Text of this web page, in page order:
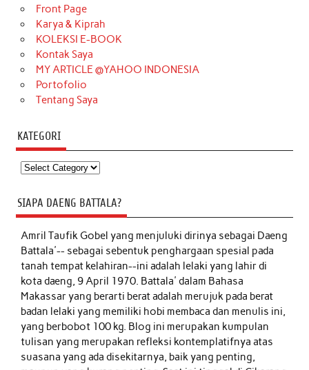
Front Page
Karya & Kiprah
KOLEKSI E-BOOK
Kontak Saya
MY ARTICLE @YAHOO INDONESIA
Portofolio
Tentang Saya
KATEGORI
Kategori
SIAPA DAENG BATTALA?
Amril Taufik Gobelyang menjuluki dirinya sebagai Daeng
Battala'-- sebagai sebentuk penghargaan spesial pada
tanah tempat kelahiran--ini adalah lelaki yang lahir di
kota daeng, 9 April 1970. Battala' dalam Bahasa
Makassar yang berarti berat adalah merujuk pada berat
badan lelaki yang memiliki hobi membaca dan menulis ini,
yang berbobot 100 kg. Blog ini merupakan kumpulan
tulisan yang merupakan refleksi kontemplatifnya atas
suasana yang ada disekitarnya, baik yang penting,